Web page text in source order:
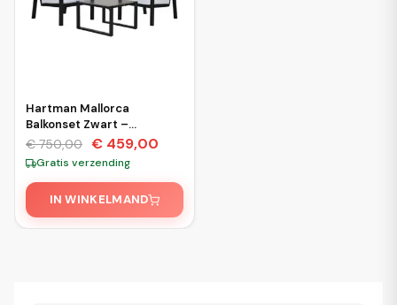
Hartman Mallorca
Balkonset Zwart –
Aluminium Loungeset 2
Personen met Keramische
Tafel
€750,00 € 459,00
Gratis verzending
IN WINKELMAND